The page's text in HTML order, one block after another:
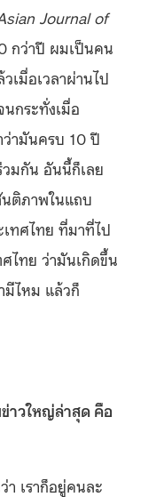
Journal of
กว่าปี ผมเป็นคน
เมื่อเวลาผ่านไป
กระทั่งเมื่อ
ามันครบ 10 ปี
วมกัน อันนี้ก็เลย
นติภาพในแถบ
เทศไทย ที่มาที่ไป
ไทย ว่ามันเกิดขึ้น
ไหม แล้วก็
าวใหญ่ล่าสุด คือ
เราก็อยู่คนละ